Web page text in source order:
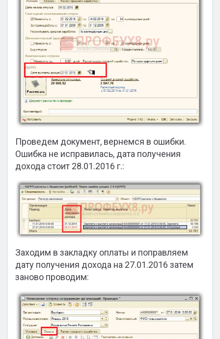
Проведем документ, вернемся в ошибки.
Ошибка не исправилась, дата получения
дохода стоит 28.01.2016 г.:
Заходим в закладку оплаты и поправляем
дату получения дохода на 27.01.2016 затем
заново проводим: